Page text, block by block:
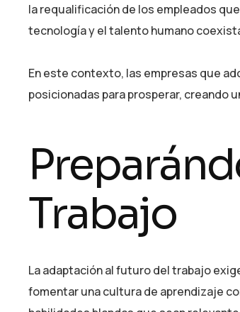
la requalificación de los empleados
tecnología y el talento humano
En este contexto, las empresas que
posicionadas para prosperar, creando
Trabajo
La adaptación al futuro del trabajo
fomentar una cultura de aprendizaje